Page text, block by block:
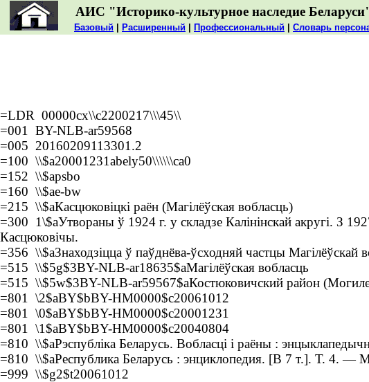
АИС "Историко-культурное наследие
Базовый Расширенный Профессиональный Словарь
=LDR 00000cx\\c2200217\\\45\\
=001 BY-NLB-ar59568
=005 20160209113301.2
=100 \\$a20001231abely50\\\\\\ca0
=152 \\$apsbo
=160 \\$ae-bw
=215 \\$aКасцюковіцкі раён (Магілёўская вобласць)
=300 1\$aУтвораны ў 1924 г. у складзе Калінінскай акругі. З
Касцюковічы.
=356 \\$aЗнаходзіцца ў паўднёва-ўсходняй частцы Магілёўскай
=515 \\$5g$3BY-NLB-ar18635$aМагілёўская вобласць
=515 \\$5w$3BY-NLB-ar59567$aКостюковичский район
=801 \2$aBY$bBY-HM0000$c20061012
=801 \0$aBY$bBY-HM0000$c20001231
=801 \1$aBY$bBY-HM0000$c20040804
=810 \\$aРэспубліка Беларусь. Вобласці і раёны :
=810 \\$aРеспублика Беларусь : энциклопедия. [В 7 т.]. Т. 4. —
=999 \\$g2$t20061012